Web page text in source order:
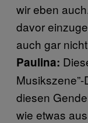
wir eben
davor
auch gar
Paulina:
diesen
wie etwas